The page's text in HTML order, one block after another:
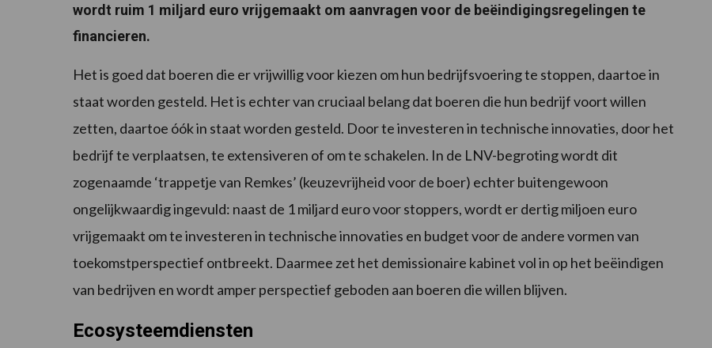
wordt ruim 1 miljard euro vrijgemaakt om aanvragen voor de beëindigingsregelingen te
financieren.
Het is goed dat boeren die er vrijwillig voor kiezen om hun bedrijfsvoering te stoppen, daartoe in
staat worden gesteld. Het is echter van cruciaal belang dat boeren die hun bedrijf voort willen
zetten, daartoe óók in staat worden gesteld. Door te investeren in technische innovaties, door het
bedrijf te verplaatsen, te extensiveren of om te schakelen. In de LNV-begroting wordt dit
zogenaamde ‘trappetje van Remkes’ (keuzevrijheid voor de boer) echter buitengewoon
ongelijkwaardig ingevuld: naast de 1 miljard euro voor stoppers, wordt er dertig miljoen euro
vrijgemaakt om te investeren in technische innovaties en budget voor de andere vormen van
toekomstperspectief ontbreekt. Daarmee zet het demissionaire kabinet vol in op het beëindigen
van bedrijven en wordt amper perspectief geboden aan boeren die willen blijven.
Ecosysteemdiensten